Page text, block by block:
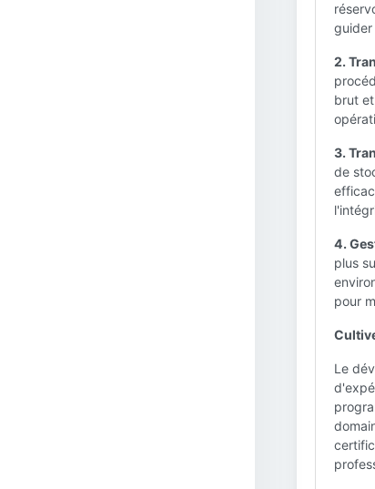
guider
2.
brut
3.
de
4.
plus
pour
Le